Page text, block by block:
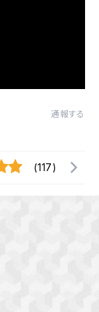
通報する
(117)